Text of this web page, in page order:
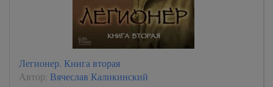
Легионер. Книга вторая
Автор: Вячеслав Каликинский